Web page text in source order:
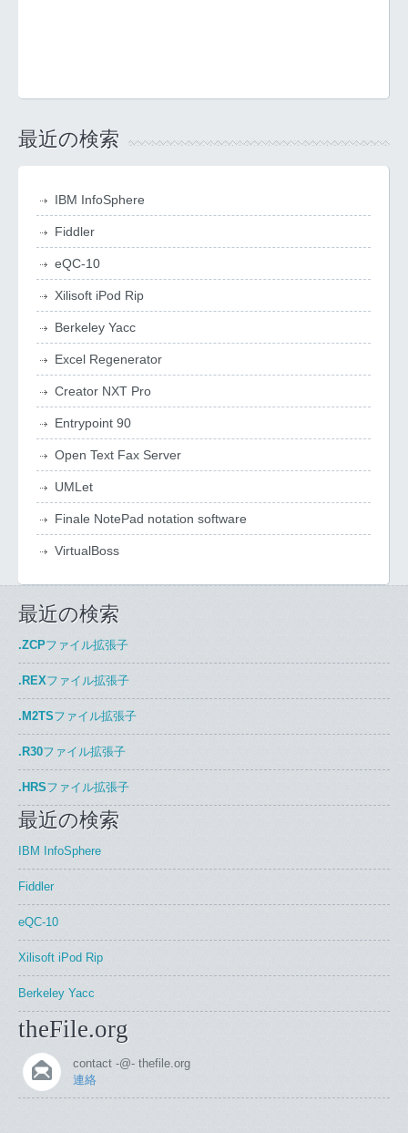
最近の検索
IBM InfoSphere
Fiddler
eQC-10
Xilisoft iPod Rip
Berkeley Yacc
Excel Regenerator
Creator NXT Pro
Entrypoint 90
Open Text Fax Server
UMLet
Finale NotePad notation software
VirtualBoss
最近の検索
.ZCPファイル拡張子
.REXファイル拡張子
.M2TSファイル拡張子
.R30ファイル拡張子
.HRSファイル拡張子
最近の検索
IBM InfoSphere
Fiddler
eQC-10
Xilisoft iPod Rip
Berkeley Yacc
theFile.org
contact -@- thefile.org
連絡